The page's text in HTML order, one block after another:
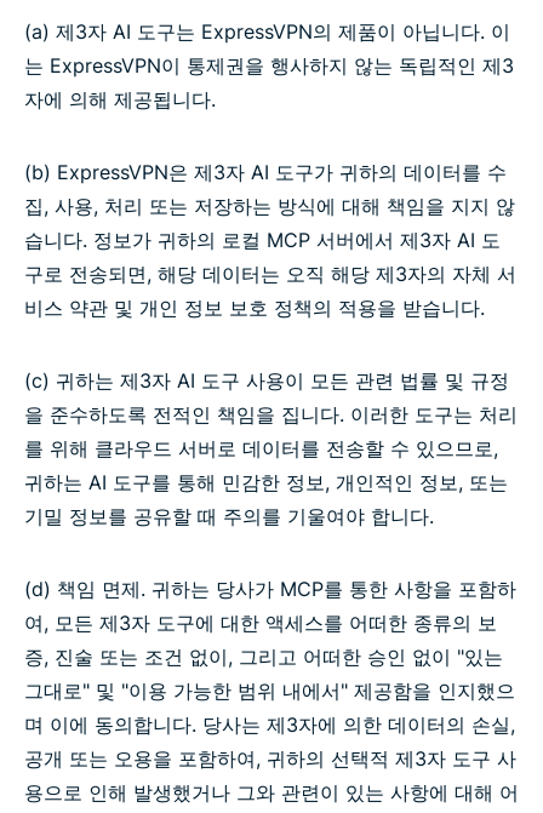
(a) 제3자 AI 도구는 ExpressVPN의 제품이 아닙니다. 이
는 ExpressVPN이 통제권을 행사하지 않는 독립적인 제3
자에 의해 제공됩니다.
(b) ExpressVPN은 제3자 AI 도구가 귀하의 데이터를 수
집, 사용, 처리 또는 저장하는 방식에 대해 책임을 지지 않
습니다. 정보가 귀하의 로컬 MCP 서버에서 제3자 AI 도
구로 전송되면, 해당 데이터는 오직 해당 제3자의 자체 서
비스 약관 및 개인 정보 보호 정책의 적용을 받습니다.
(c) 귀하는 제3자 AI 도구 사용이 모든 관련 법률 및 규정
을 준수하도록 전적인 책임을 집니다. 이러한 도구는 처리
를 위해 클라우드 서버로 데이터를 전송할 수 있으므로,
귀하는 AI 도구를 통해 민감한 정보, 개인적인 정보, 또는
기밀 정보를 공유할 때 주의를 기울여야 합니다.
(d) 책임 면제. 귀하는 당사가 MCP를 통한 사항을 포함하
여, 모든 제3자 도구에 대한 액세스를 어떠한 종류의 보
증, 진술 또는 조건 없이, 그리고 어떠한 승인 없이 "있는
그대로" 및 "이용 가능한 범위 내에서" 제공함을 인지했으
며 이에 동의합니다. 당사는 제3자에 의한 데이터의 손실,
공개 또는 오용을 포함하여, 귀하의 선택적 제3자 도구 사
용으로 인해 발생했거나 그와 관련이 있는 사항에 대해 어